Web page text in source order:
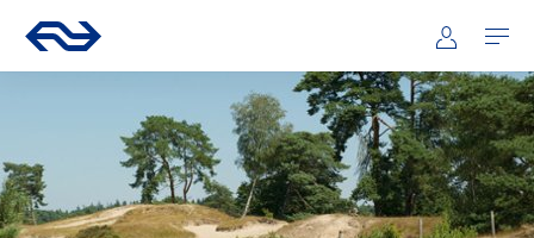
Hoofdnavigatie
Ga naar de homepage van ns.nl Mijn NS
Openen